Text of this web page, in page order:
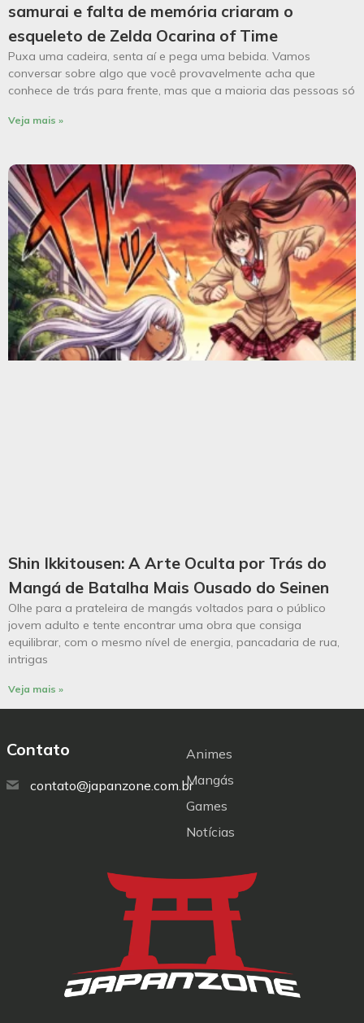
samurai e falta de memória criaram o
esqueleto de Zelda Ocarina of Time
Puxa uma cadeira, senta aí e pega uma bebida. Vamos
conversar sobre algo que você provavelmente acha que
conhece de trás para frente, mas que a maioria das pessoas só
Veja mais »
Shin Ikkitousen: A Arte Oculta por Trás do
Mangá de Batalha Mais Ousado do Seinen
Olhe para a prateleira de mangás voltados para o público
jovem adulto e tente encontrar uma obra que consiga
equilibrar, com o mesmo nível de energia, pancadaria de rua,
intrigas
Veja mais »
Contato
contato@japanzone.com.br
Animes
Mangás
Games
Notícias